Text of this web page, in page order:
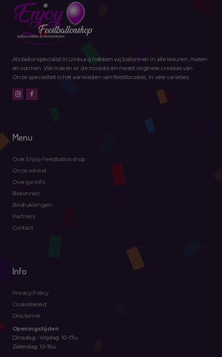
Als ballonspecialist in Limburg hebben wij ballonnen in alle kleuren, maten
en vormen. We maken er de mooiste en meest originele creaties van.
Onze specialiteit is het aankleden van feestlocaties, in vele variaties.
Menu
Over Enjoy Feestballonshop
Onze winkel
Overige info
Ballonnen
Bedrukkingen
Partners
Contact
Info
Privacy Policy
Cookiebeleid
Disclaimer
Openingstijden
Dinsdag - Vrijdag: 10-17u
Zaterdag: 10-16u